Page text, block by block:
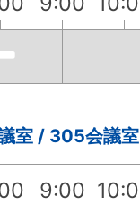
室 / 305会議室
9:00